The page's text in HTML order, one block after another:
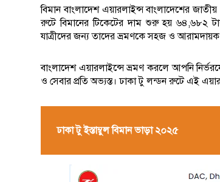
বিমান বাংলাদেশ এয়ারলাইন্স বাংলাদেশের
রুটে বিমানের টিকেটের দাম শুরু হয় ৬৪,৬৮২
যাত্রীদের জন্য তাদের ভ্রমণকে সহজ ও
বাংলাদেশ এয়ারলাইন্সে ভ্রমণ করলে আপনি
ও সেবার প্রতি অভ্যস্ত। ঢাকা টু লন্ডন রুটে এই
ঢাকা টু ইস্তাম্বুল বিমান ভাড়া ২০২৫